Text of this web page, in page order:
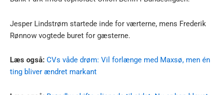
Jesper Lindstrøm startede inde for værterne, mens Frederik
Rønnow vogtede buret for gæsterne.
Læs også: CVs våde drøm: Vil forlænge med Maxsø, men én
ting bliver ændret markant